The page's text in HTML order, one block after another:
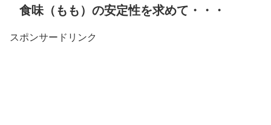
食味（もも）の安定性を求めて・・・
スポンサードリンク